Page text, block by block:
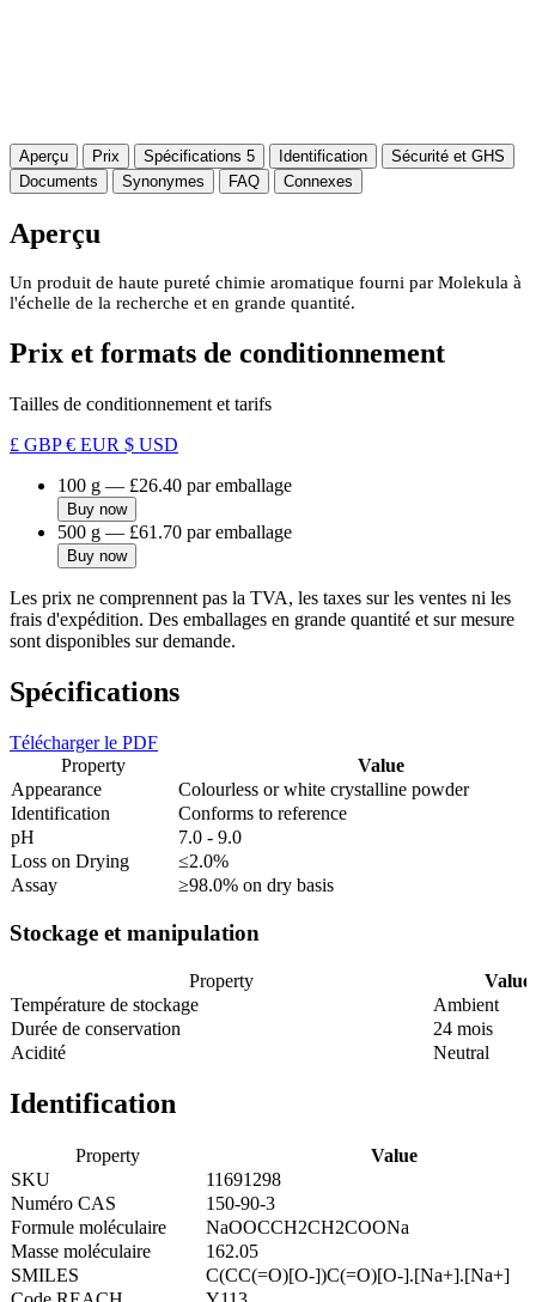
Aperçu Prix Spécifications 5 Identification
Sécurité et GHS
Documents
Synonymes FAQ Connexes
Aperçu
Un produit de haute pureté chimie aromatique fourni par Molekula à
l'échelle de la recherche et en grande quantité.
Prix et formats de conditionnement
Tailles de conditionnement et tarifs
£ GBP€ EUR $ USD
100 g — £26.40 par emballage
Buy now
500 g — £61.70 par emballage
Buy now
Les prix ne comprennent pas la TVA, les taxes sur les ventes ni les
frais d'expédition. Des emballages en grande quantité et sur mesure
sont disponibles sur demande.
Spécifications
Télécharger le PDF
Property
Value
Appearance
Colourless or white crystalline powder
Identification
Conforms to reference
pH
7.0 - 9.0
Loss on Drying
≤2.0%
Assay
≥98.0% on dry basis
Stockage et manipulation
Property
Value
Température de stockage
Ambient
Durée de conservation
24 mois
Acidité
Neutral
Identification
Property
Value
SKU
11691298
Numéro CAS
150-90-3
Formule moléculaire
NaOOCCH2CH2COONa
Masse moléculaire
162.05
SMILES
C(CC(=O)[O-])C(=O)[O-].[Na+].[Na+]